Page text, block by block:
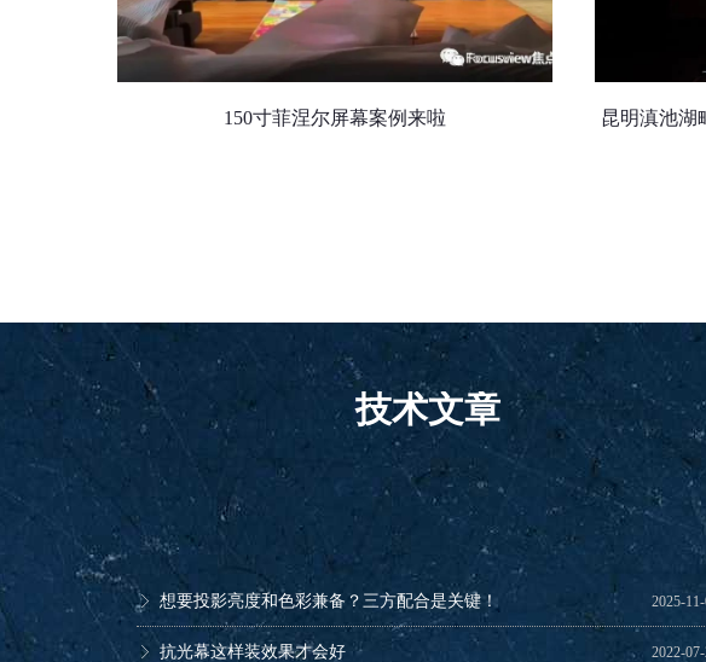
150寸菲涅尔屏幕案例来啦 昆明滇池湖
技术文章
2025-
ꁕ 想要投影亮度和色彩兼备？三方配合是关键！
2022-
ꁕ 抗光幕这样装效果才会好
2020-04-
ꁕ 家庭影院透声幕：编织幕和微孔幕如何选择（一） 2020-04-
ꁕ 长焦抗光幕会让画面偏色吗？ 2020-03-
ꁕ 影响抗光幕效果的关键因素-对比度 2020-03-
ꁕ 抗光幕使用与安装的注意事项 2020-02-
ꁕ 家庭影院中幕布的使用和保养 2019-10-
ꁕ 抗光幕怎样用效果才会好（二）——室内灯光与装饰 2019-09-
ꁕ 抗光幕怎样用效果才会好（一）——抗光幕的安装位置 2019-08-
ꁕ 如何挑选真正适合自己的投影屏幕 2019-08-
ꁕ 微孔透声幕看的一脸都是孔，请问不同孔径的观看距离是多少？ 2019-04-
ꁕ 支持4K的屏幕都有哪些要求 2019-04-
ꁕ HDR的投影机还要配“HDR”幕？ 2019-01-
ꁕ “玻纤”、“白塑”、“PVC”我们哪里不一样--聊聊家用幕的材质